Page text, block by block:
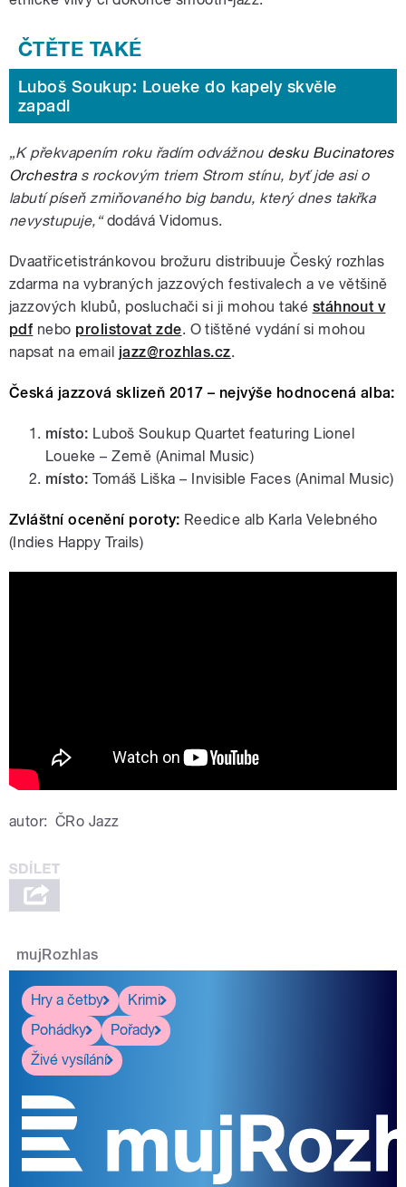
Luboš Soukup: Loueke do kapely skvěle
zapadl
„K překvapením roku řadím odvážnou desku Bucinatores
Orchestras rockovým triem Strom stínu, byť jde asi o
labutí píseň zmiňovaného big bandu, který dnes takřka
nevystupuje,“dodává Vidomus.
Dvaatřicetistránkovou brožuru distribuuje Český rozhlas
zdarma na vybraných jazzových festivalech a ve většině
jazzových klubů, posluchači si ji mohou také stáhnout v
pdf nebo prolistovat zde. O tištěné vydání si mohou
napsat na email jazz@rozhlas.cz.
Česká jazzová sklizeň 2017 – nejvýše hodnocená alba:
místo: Luboš Soukup Quartet featuring Lionel
Loueke – Země (Animal Music)
místo: Tomáš Liška – Invisible Faces (Animal Music)
Zvláštní ocenění poroty: Reedice alb Karla Velebného
(Indies Happy Trails)
autor: ČRo Jazz
mujRozhlas
Hry a četby
Krimi
Pohádky
Pořady
Živé vysílání